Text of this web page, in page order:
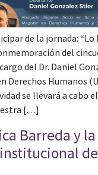
de la jornada:
del
del Dr. Daniel
Derechos Humanos
se llevará a cabo
[…]
Barreda y la